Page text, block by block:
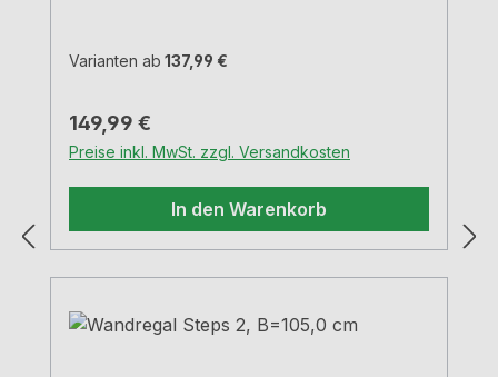
BefestigungTragkraft 9,0 kg
Varianten ab 137,99 €
Regulärer Preis:
149,99 €
Preise inkl. MwSt. zzgl. Versandkosten
In den Warenkorb